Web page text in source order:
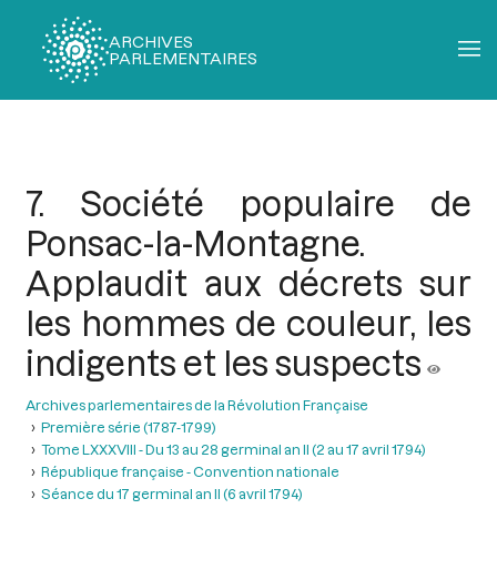
ARCHIVES
PARLEMENTAIRES
7. Société populaire de
Ponsac-la-Montagne.
Applaudit aux décrets sur
les hommes de couleur, les
indigents et les suspects
Archives parlementaires de la Révolution Française
Première série (1787-1799)
Tome LXXXVIII - Du 13 au 28 germinal an II (2 au 17 avril 1794)
République française - Convention nationale
Séance du 17 germinal an II (6 avril 1794)